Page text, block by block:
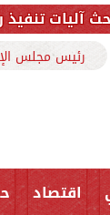
اكتشافات
رئيس مجلس
اقتصاد